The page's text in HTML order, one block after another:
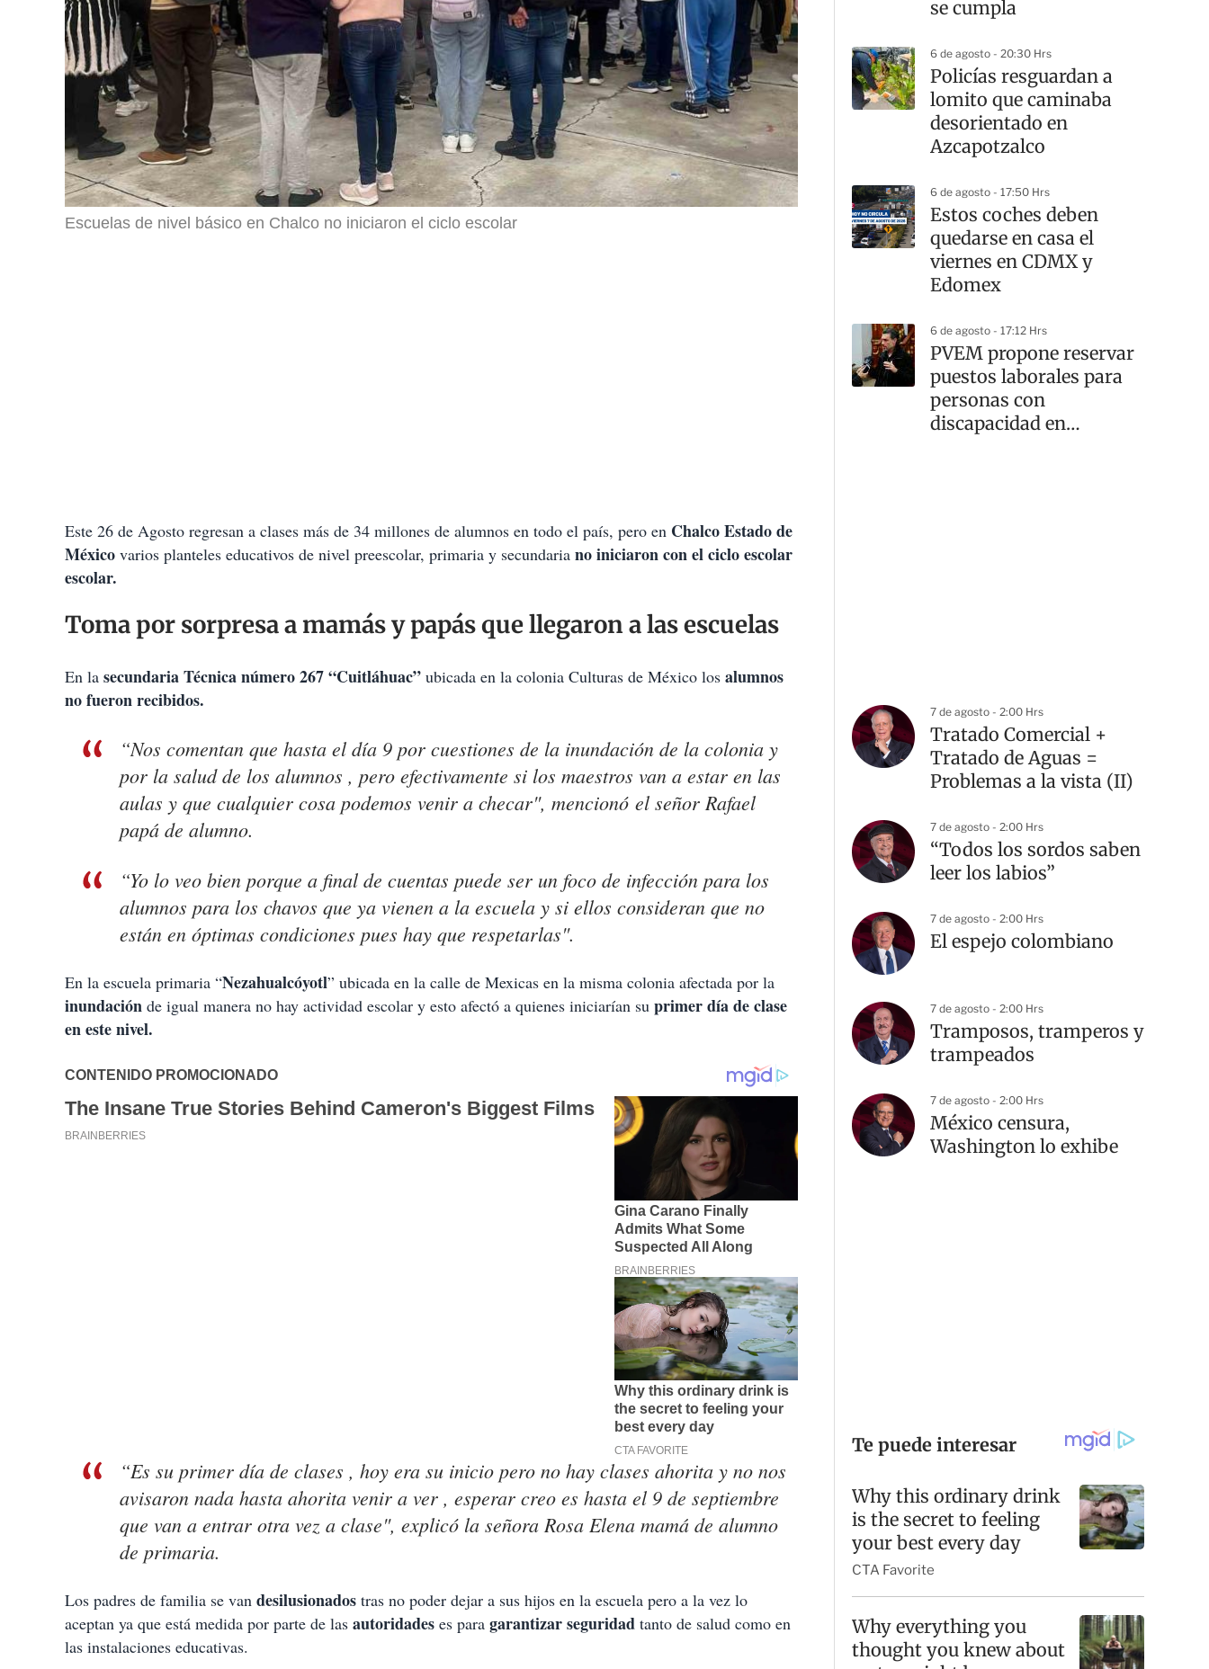
Escuelas de nivel básico en Chalco no iniciaron el ciclo escolar
Este 26 de Agosto regresan a clases más de 34 millones de alumnos en todo el país, pero en Chalco Estado de
México varios planteles educativos de nivel preescolar, primaria y secundaria no iniciaron con el ciclo escolar
escolar.
Toma por sorpresa a mamás y papás que llegaron a las escuelas
En la secundaria Técnica número 267 “Cuitláhuac” ubicada en la colonia Culturas de México los alumnos
no fueron recibidos.
“Nos comentan que hasta el día 9 por cuestiones de la inundación de la colonia y
por la salud de los alumnos , pero efectivamente si los maestros van a estar en las
aulas y que cualquier cosa podemos venir a checar", mencionó el señor Rafael
papá de alumno.
“Yo lo veo bien porque a final de cuentas puede ser un foco de infección para los
alumnos para los chavos que ya vienen a la escuela y si ellos consideran que no
están en óptimas condiciones pues hay que respetarlas".
En la escuela primaria “Nezahualcóyotl” ubicada en la calle de Mexicas en la misma colonia afectada por la
inundación de igual manera no hay actividad escolar y esto afectó a quienes iniciarían su primer día de clase
en este nivel.
“Es su primer día de clases , hoy era su inicio pero no hay clases ahorita y no nos
avisaron nada hasta ahorita venir a ver , esperar creo es hasta el 9 de septiembre
que van a entrar otra vez a clase", explicó la señora Rosa Elena mamá de alumno
de primaria.
Los padres de familia se van desilusionados tras no poder dejar a sus hijos en la escuela pero a la vez lo
aceptan ya que está medida por parte de las autoridades es para garantizar seguridad tanto de salud como en
las instalaciones educativas.
se cumpla
6 de agosto - 20:30 Hrs
Policías resguardan a
lomito que caminaba
desorientado en
Azcapotzalco
6 de agosto - 17:50 Hrs
Estos coches deben
quedarse en casa el
viernes en CDMX y
Edomex
6 de agosto - 17:12 Hrs
PVEM propone reservar
puestos laborales para
personas con
discapacidad en
7 de agosto - 2:00 Hrs
Tratado Comercial +
Tratado de Aguas =
Problemas a la vista (II)
7 de agosto - 2:00 Hrs
“Todos los sordos saben
leer los labios”
7 de agosto - 2:00 Hrs
El espejo colombiano
7 de agosto - 2:00 Hrs
Tramposos, tramperos y
trampeados
7 de agosto - 2:00 Hrs
México censura,
Washington lo exhibe